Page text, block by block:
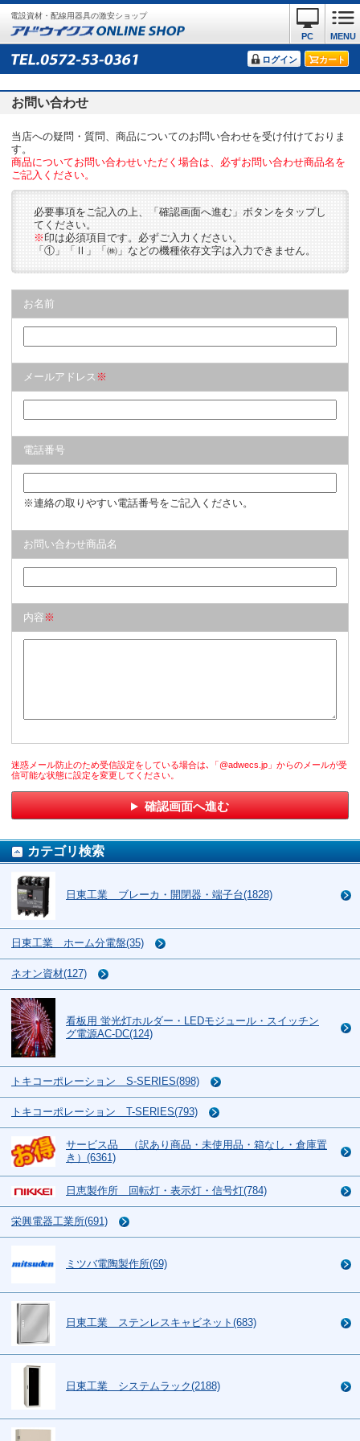
電設資材・配線用器具の激安ショップ
MENU
PC
ログイン カート
お問い合わせ
当店への疑問・質問、商品についてのお問い合わせを受け付けておりま
す。
商品についてお問い合わせいただく場合は、必ずお問い合わせ商品名を
ご記入ください。
必要事項をご記入の上、「確認画面へ進む」ボタンをタップし
てください。
※ 印は必須項目です。必ずご入力ください。
「①」「Ⅱ」「㈱」などの機種依存文字は入力できません。
お名前
メールアドレス ※
電話番号
※連絡の取りやすい電話番号をご記入ください。
お問い合わせ商品名
内容 ※
迷惑メール防止のため受信設定をしている場合は､「@adwecs.jp」からのメールが受
信可能な状態に設定を変更してください。
確認画面へ進む
カテゴリ検索
日東工業 ブレーカ・開閉器・端子台(1828)
日東工業 ホーム分電盤(35)
ネオン資材(127)
看板用 蛍光灯ホルダー・LEDモジュール・スイッチン
グ電源AC-DC(124)
トキコーポレーション S-SERIES(898)
トキコーポレーション T-SERIES(793)
サービス品 （訳あり商品・未使用品・箱なし・倉庫置
き）(6361)
日恵製作所 回転灯・表示灯・信号灯(784)
栄興電器工業所(691)
ミツバ電陶製作所(69)
日東工業 ステンレスキャビネット(683)
日東工業 システムラック(2188)